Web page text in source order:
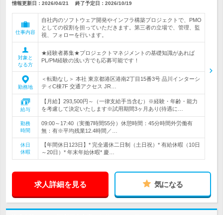
情報更新日：2026/04/21 終了予定日： 2026/10/19
仕事内容
自社内のソフトウェア開発やインフラ構築プロジェクトで、PMO
としての役割を担っていただきます。第三者の立場で、管理、監
視、フォローを行います。
対象と
なる方
★経験者募集★プロジェクトマネジメントの基礎知識があれば
PL/PM経験の浅い方でも応募可能です！
勤務地
＜転勤なし＞ 本社 東京都港区港南2丁目15番3号 品川インターシ
ティC棟7F 交通アクセス JR…
給与
【月給】293,500円～（一律支給手当含む）※経験・年齢・能力
を考慮して決定いたします※試用期間3ヶ月あり(待遇に…
勤務
時間
09:00～17:40（実働7時間55分）休憩時間：45分時間外労働有
無：有※平均残業12.4時間／…
休日
休暇
【年間休日123日】* 完全週休二日制（土日祝）* 有給休暇（10日
～20日）* 年末年始休暇* 慶…
求人詳細を見る 気になる